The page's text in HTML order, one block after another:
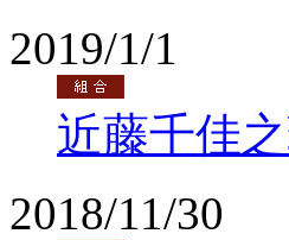
2019/1/1
近藤千佳
2018/11/30